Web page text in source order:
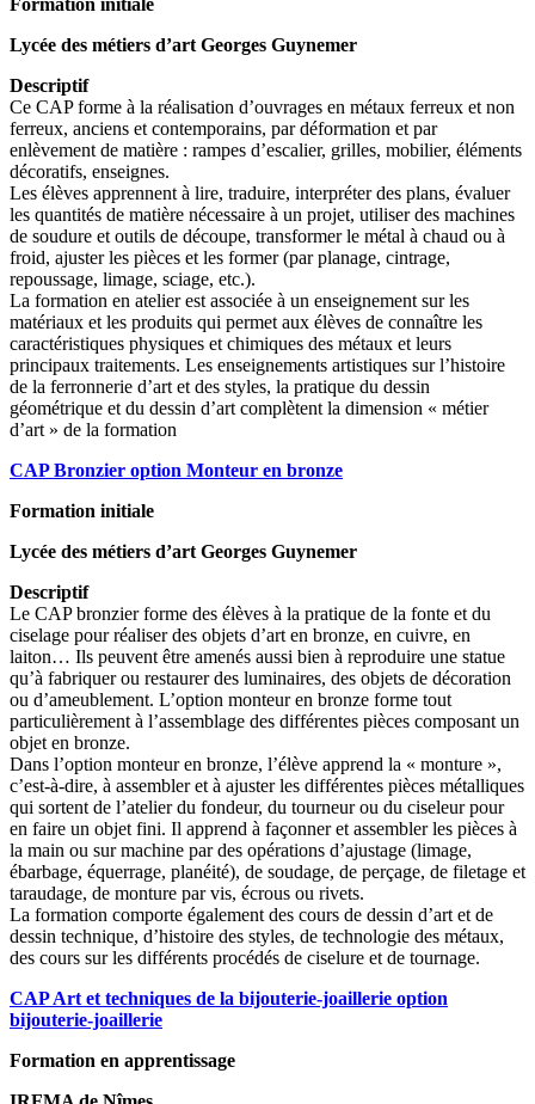
Lycée des métiers d’art Georges Guynemer
Descriptif
Ce CAP forme à la réalisation d’ouvrages en métaux ferreux et non
ferreux, anciens et contemporains, par déformation et par
enlèvement de matière : rampes d’escalier, grilles, mobilier, éléments
décoratifs, enseignes.
Les élèves apprennent à lire, traduire, interpréter des plans, évaluer
les quantités de matière nécessaire à un projet, utiliser des machines
de soudure et outils de découpe, transformer le métal à chaud ou à
froid, ajuster les pièces et les former (par planage, cintrage,
repoussage, limage, sciage, etc.).
La formation en atelier est associée à un enseignement sur les
matériaux et les produits qui permet aux élèves de connaître les
caractéristiques physiques et chimiques des métaux et leurs
principaux traitements. Les enseignements artistiques sur l’histoire
de la ferronnerie d’art et des styles, la pratique du dessin
géométrique et du dessin d’art complètent la dimension « métier
d’art » de la formation
CAP Bronzier option Monteur en bronze
Formation initiale
Lycée des métiers d’art Georges Guynemer
Descriptif
Le CAP bronzier forme des élèves à la pratique de la fonte et du
ciselage pour réaliser des objets d’art en bronze, en cuivre, en
laiton… Ils peuvent être amenés aussi bien à reproduire une statue
qu’à fabriquer ou restaurer des luminaires, des objets de décoration
ou d’ameublement. L’option monteur en bronze forme tout
particulièrement à l’assemblage des différentes pièces composant un
objet en bronze.
Dans l’option monteur en bronze, l’élève apprend la « monture »,
c’est-à-dire, à assembler et à ajuster les différentes pièces métalliques
qui sortent de l’atelier du fondeur, du tourneur ou du ciseleur pour
en faire un objet fini. Il apprend à façonner et assembler les pièces à
la main ou sur machine par des opérations d’ajustage (limage,
ébarbage, équerrage, planéité), de soudage, de perçage, de filetage et
taraudage, de monture par vis, écrous ou rivets.
La formation comporte également des cours de dessin d’art et de
dessin technique, d’histoire des styles, de technologie des métaux,
des cours sur les différents procédés de ciselure et de tournage.
CAP Art et techniques de la bijouterie-joaillerie option
bijouterie-joaillerie
Formation en apprentissage